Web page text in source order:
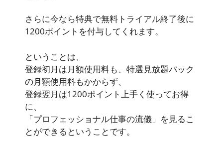
さらに今なら特典で無料トライアル終了後に
1200ポイント を付与してくれます。
ということは、
登録初月は月額使用料も、特選見放題パック
の月額使用料もかからず、
登録翌月は1200ポイント上手く使ってお得
に、
「プロフェッショナル仕事の流儀」を見るこ
とができるということです。